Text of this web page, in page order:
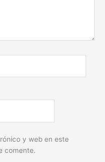
y web en este
comente.